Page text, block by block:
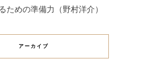
ための準備力（野村洋介）
アーカイブ